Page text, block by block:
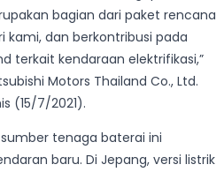
bagian dari paket rencana
kami, dan berkontribusi pada
terkait kendaraan elektrifikasi,”
Motors Thailand Co., Ltd.
(15/7/2021).
tenaga baterai ini
baru. Di Jepang, versi listrik